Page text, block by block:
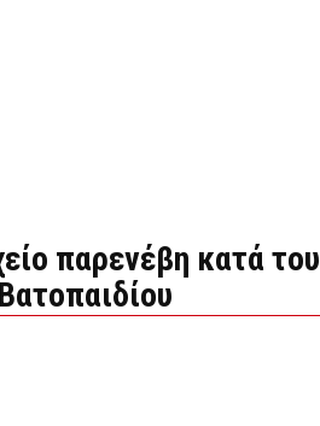
παρενέβη κατά του